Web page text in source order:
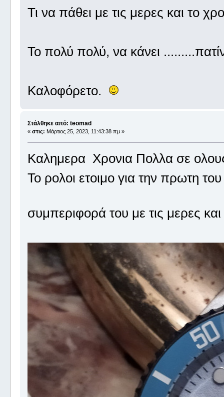
Τι να πάθει με τις μερες και το
Το πολύ πολύ, να κάνει
Καλοφόρετο.
Στάλθηκε από: teomad
« στις: Μάρτιος 25, 2023, 11:43:38 πμ »
Καλημερα Χρονια Πολλα σε
Το ρολοι ετοιμο για την πρωτη
συμπεριφορά του με τις μερες